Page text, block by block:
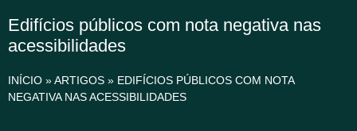
Edifícios públicos com nota negativa nas
acessibilidades
INÍCIO »ARTIGOS » EDIFÍCIOS PÚBLICOS COM NOTA
NEGATIVA NAS ACESSIBILIDADES